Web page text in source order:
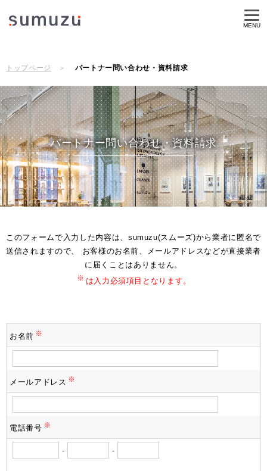
MENU
トップページ パートナー問い合わせ・資料請求
パートナー問い合わせ・資料請求
このフォームで入力した内容は、sumuzu(スムーズ)から業者に匿名で
送信されますので、 お客様のお名前、メールアドレスなどが直接業者
に届くことはありません。
※ は入力必須項目となります。
お名前 ※
メールアドレス ※
電話番号 ※
- -